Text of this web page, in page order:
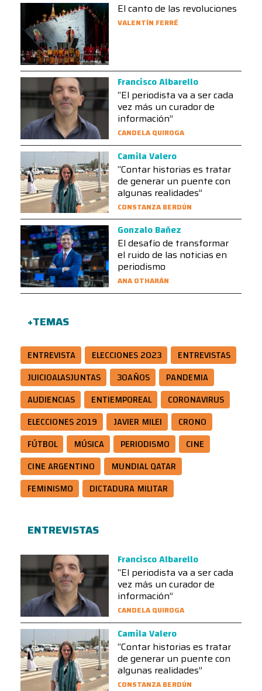
El canto de las revoluciones
VALENTÍN FERRÉ
Francisco Albarello
“El periodista va a ser cada
vez más un curador de
información”
CANDELA QUIROGA
Camila Valero
“Contar historias es tratar
de generar un puente con
algunas realidades”
CONSTANZA BERDÚN
Gonzalo Bañez
El desafío de transformar
el ruido de las noticias en
periodismo
ANA OTHARÁN
+TEMAS
ENTREVISTA ELECCIONES 2023
ENTREVISTAS
JUICIOALASJUNTAS
30AÑOS
PANDEMIA
AUDIENCIAS
ENTIEMPOREAL
CORONAVIRUS
ELECCIONES 2019
JAVIER MILEI
CRONO
FÚTBOL
MÚSICA PERIODISMO
CINE
CINE ARGENTINO
MUNDIAL QATAR
FEMINISMO
DICTADURA MILITAR
ENTREVISTAS
Francisco Albarello
“El periodista va a ser cada
vez más un curador de
información”
CANDELA QUIROGA
Camila Valero
“Contar historias es tratar
de generar un puente con
algunas realidades”
CONSTANZA BERDÚN